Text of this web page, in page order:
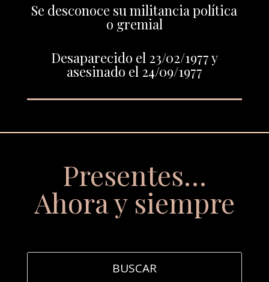
Se desconoce su militancia política
o gremial
Desaparecido el 23/02/1977 y
asesinado el 24/09/1977
Presentes…
Ahora y siempre